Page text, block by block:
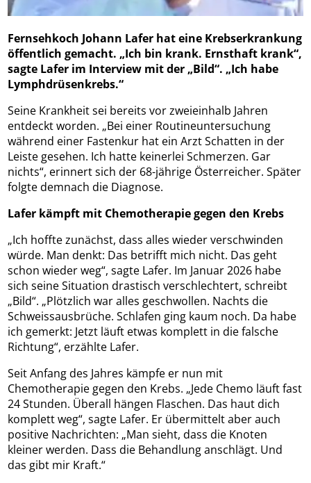
Fernsehkoch Johann Lafer hat eine Krebserkrankung
öffentlich gemacht. „Ich bin krank. Ernsthaft krank“,
sagte Lafer im Interview mit der „Bild“. „Ich habe
Lymphdrüsenkrebs.“
Seine Krankheit sei bereits vor zweieinhalb Jahren
entdeckt worden. „Bei einer Routineuntersuchung
während einer Fastenkur hat ein Arzt Schatten in der
Leiste gesehen. Ich hatte keinerlei Schmerzen. Gar
nichts“, erinnert sich der 68-jährige Österreicher. Später
folgte demnach die Diagnose.
Lafer kämpft mit Chemotherapie gegen den Krebs
„Ich hoffte zunächst, dass alles wieder verschwinden
würde. Man denkt: Das betrifft mich nicht. Das geht
schon wieder weg“, sagte Lafer. Im Januar 2026 habe
sich seine Situation drastisch verschlechtert, schreibt
„Bild“. „Plötzlich war alles geschwollen. Nachts die
Schweissausbrüche. Schlafen ging kaum noch. Da habe
ich gemerkt: Jetzt läuft etwas komplett in die falsche
Richtung“, erzählte Lafer.
Seit Anfang des Jahres kämpfe er nun mit
Chemotherapie gegen den Krebs. „Jede Chemo läuft fast
24 Stunden. Überall hängen Flaschen. Das haut dich
komplett weg“, sagte Lafer. Er übermittelt aber auch
positive Nachrichten: „Man sieht, dass die Knoten
kleiner werden. Dass die Behandlung anschlägt. Und
das gibt mir Kraft.“